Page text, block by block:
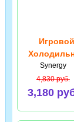
Synergy
4,830 руб.
3,180